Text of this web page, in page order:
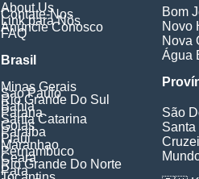
About Us
Contate-Nos
Link para Nós
Anuncie Conosco
FAQ
Brasil
Minas Gerais
Sao Paulo
Rio Grande Do Sul
Bahia
Parana
Santa Catarina
Goias
Paraiba
Piaui
Maranhao
Pernambuco
Ceara
Rio Grande Do Norte
Para
Bom
Novo
Nova
Água
São
Santa